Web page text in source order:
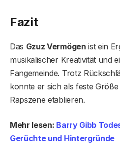
Fazit
Das Gzuz Vermögen ist ein
musikalischer Kreativität und
Fangemeinde. Trotz
konnte er sich als feste
Rapszene etablieren.
Mehr lesen: Barry Gibb
Gerüchte und Hintergründe